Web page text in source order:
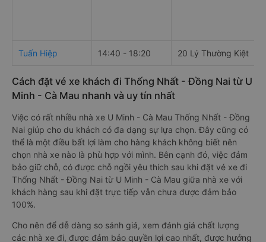
Tuấn Hiệp 14:40 - 18:20 20 Lý Thường Kiệt
Cách đặt vé xe khách đi Thống Nhất - Đồng Nai từ U
Minh - Cà Mau nhanh và uy tín nhất
Việc có rất nhiều nhà xe U Minh - Cà Mau Thống Nhất - Đồng
Nai giúp cho du khách có đa dạng sự lựa chọn. Đây cũng có
thể là một điều bất lợi làm cho hàng khách không biết nên
chọn nhà xe nào là phù hợp với mình. Bên cạnh đó, việc đảm
bảo giữ chỗ, có được chỗ ngồi yêu thích sau khi đặt vé xe đi
Thống Nhất - Đồng Nai từ U Minh - Cà Mau giữa nhà xe với
khách hàng sau khi đặt trực tiếp vẫn chưa được đảm bảo
100%.
Cho nên để dễ dàng so sánh giá, xem đánh giá chất lượng
các nhà xe đi, được đảm bảo quyền lợi cao nhất, được hưởng